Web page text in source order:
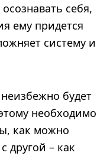
себя,
ему придется
систему и
будет
необходимо
как можно
другой – как